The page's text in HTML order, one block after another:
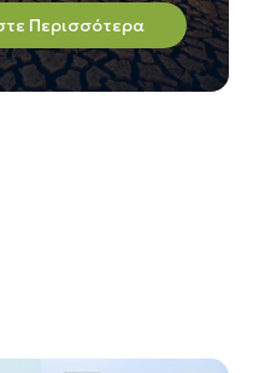
απαντά σε βασικά
αναλύει τα αίτια του
πτυχές και επιπτώσεις
Περισσότερα